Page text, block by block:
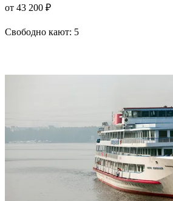
от 43 200 ₽
Свободно кают: 5